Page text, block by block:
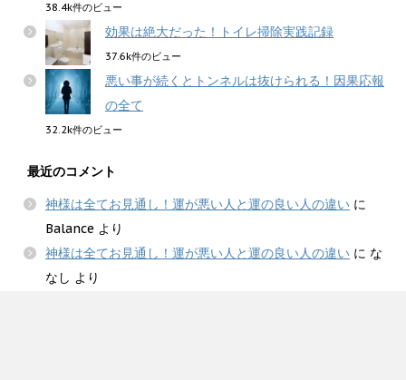
38.4k件のビュー
効果は絶大だった！トイレ掃除実践記録
37.6k件のビュー
悪い事が続くとトンネルは抜けられる！因果応報
の全て
32.2k件のビュー
最近のコメント
神様は全てお見通し！運が悪い人と運の良い人の違い に
Balance より
神様は全てお見通し！運が悪い人と運の良い人の違い に な
なし より